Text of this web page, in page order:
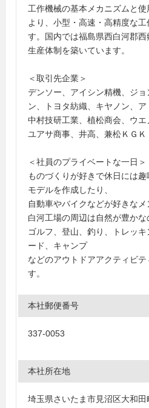
工作機械の基本メカニズムと
より、小型・高速・高精度な
す。国内では福島県西白河郡
生産体制を築いています。
＜取引先企業＞
デンソー、アイシン精機、ジ
ン、トヨタ紡織、キヤノン、ア
中村技研工業、植松商会、ウエ
ユアサ商事、井高、兼松ＫＧＫ
＜社員のプライベートな一日＞
ものづくりが好きで休日には
モデルを作成したり、
自動車やバイクなどが好きなメ
白河工場の周辺は自然が豊かな
ゴルフ、登山、釣り、トレッ
ード、キャンプ
などのアウトドアアクティビ
す。
本社郵便番号
337-0053
本社所在地
埼玉県さいたま市見沼区大和田